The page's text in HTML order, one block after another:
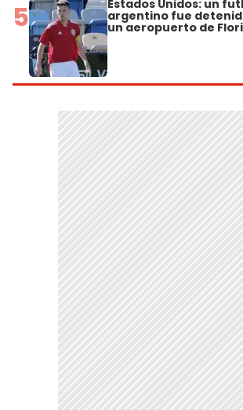
5 Estados Unidos: un
argentino fue
un aeropuerto de